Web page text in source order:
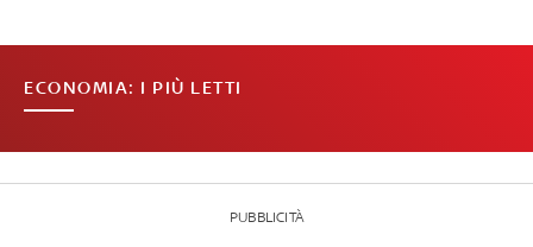
ECONOMIA: I PIÙ LETTI
PUBBLICITÀ